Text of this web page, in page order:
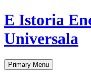
E Istoria
Universala
Search
Primary Menu Skip
to